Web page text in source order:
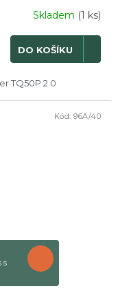
s
ROZUMÍM
R
M
Skladem (1 ks)
DO KOŠÍKU
TQ50P 2.0
Kód: 96A/40